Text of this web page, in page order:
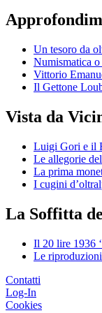
Un tesoro da
Numismatica o
Vittorio
Il Gettone
Vista da
Luigi Gori e il
Le allegorie
La prima
I cugini
La Soffitta
Il 20 lire 1936
Le
Contatti
Log-In
Cookies